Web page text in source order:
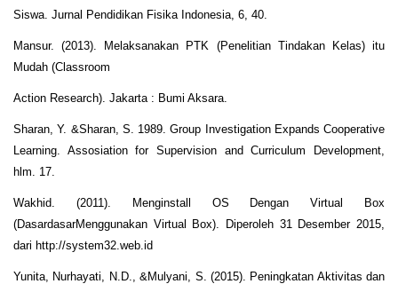
Siswa. Jurnal Pendidikan Fisika Indonesia, 6, 40.
Mansur. (2013). Melaksanakan PTK (Penelitian Tindakan Kelas) itu
Mudah (Classroom
Action Research). Jakarta : Bumi Aksara.
Sharan, Y. &Sharan, S. 1989. Group Investigation Expands Cooperative
Learning. Assosiation for Supervision and Curriculum Development,
hlm. 17.
Wakhid. (2011). Menginstall OS Dengan Virtual Box
(DasardasarMenggunakan Virtual Box). Diperoleh 31 Desember 2015,
dari http://system32.web.id
Yunita, Nurhayati, N.D., &Mulyani, S. (2015). Peningkatan Aktivitas dan